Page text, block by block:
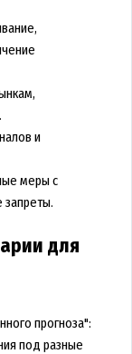
и
меры с
для
прогноза":
под разные